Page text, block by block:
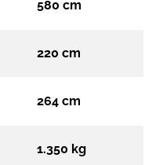
580 cm
220 cm
264 cm
1.350 kg